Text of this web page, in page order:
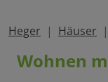
Heger Häuser
Wohnen